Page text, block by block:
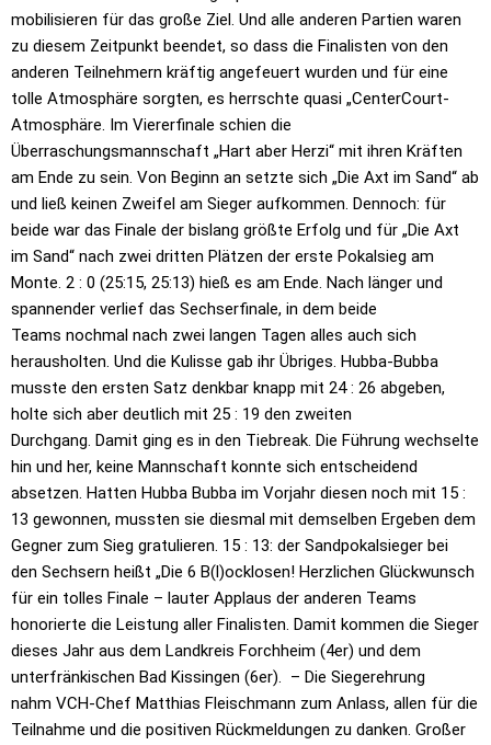
mobilisieren für das große Ziel. Und alle anderen Partien waren
zu diesem Zeitpunkt beendet, so dass die Finalisten von den
anderen Teilnehmern kräftig angefeuert wurden und für eine
tolle Atmosphäre sorgten, es herrschte quasi „CenterCourt-
Atmosphäre. Im Viererfinale schien die
Überraschungsmannschaft „Hart aber Herzi“ mit ihren Kräften
am Ende zu sein. Von Beginn an setzte sich „Die Axt im Sand“ ab
und ließ keinen Zweifel am Sieger aufkommen. Dennoch: für
beide war das Finale der bislang größte Erfolg und für „Die Axt
im Sand“ nach zwei dritten Plätzen der erste Pokalsieg am
Monte. 2 : 0 (25:15, 25:13) hieß es am Ende. Nach länger und
spannender verlief das Sechserfinale, in dem beide
Teams nochmal nach zwei langen Tagen alles auch sich
herausholten. Und die Kulisse gab ihr Übriges. Hubba-Bubba
musste den ersten Satz denkbar knapp mit 24 : 26 abgeben,
holte sich aber deutlich mit 25 : 19 den zweiten
Durchgang. Damit ging es in den Tiebreak. Die Führung wechselte
hin und her, keine Mannschaft konnte sich entscheidend
absetzen. Hatten Hubba Bubba im Vorjahr diesen noch mit 15 :
13 gewonnen, mussten sie diesmal mit demselben Ergeben dem
Gegner zum Sieg gratulieren. 15 : 13: der Sandpokalsieger bei
den Sechsern heißt „Die 6 B(l)ocklosen! Herzlichen Glückwunsch
für ein tolles Finale – lauter Applaus der anderen Teams
honorierte die Leistung aller Finalisten. Damit kommen die Sieger
dieses Jahr aus dem Landkreis Forchheim (4er) und dem
unterfränkischen Bad Kissingen (6er). – Die Siegerehrung
nahm VCH-Chef Matthias Fleischmann zum Anlass, allen für die
Teilnahme und die positiven Rückmeldungen zu danken. Großer